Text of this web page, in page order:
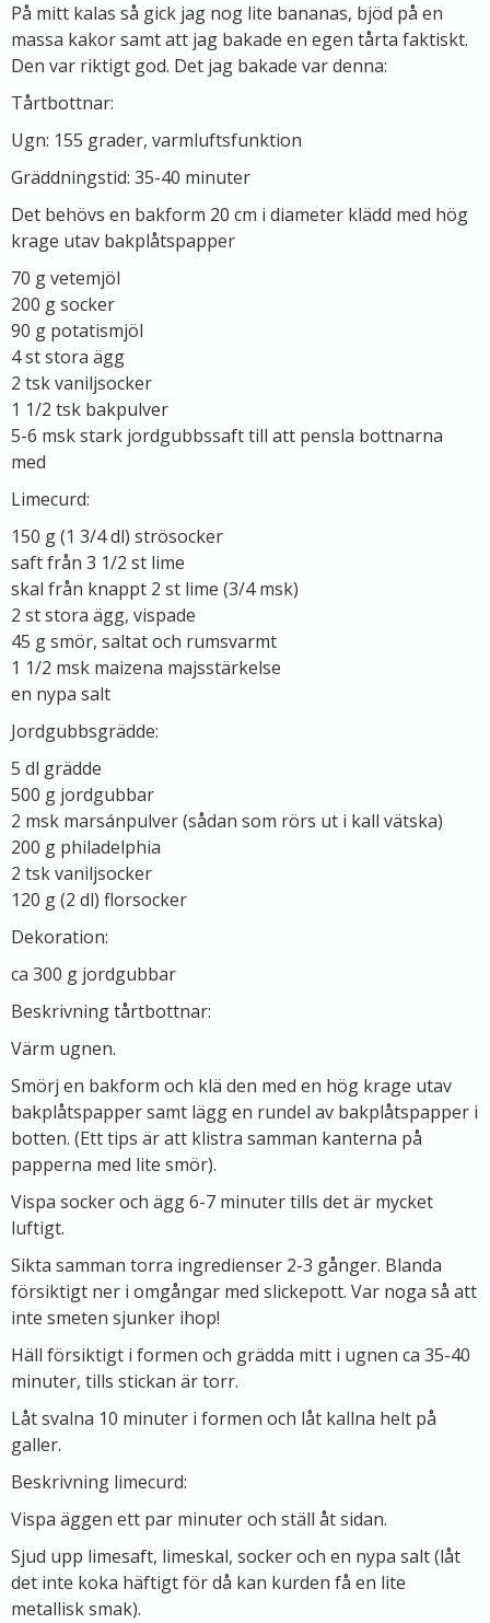
På mitt kalas så gick jag nog lite bananas, bjöd på en
massa kakor samt att jag bakade en egen tårta faktiskt.
Den var riktigt god. Det jag bakade var denna:
Tårtbottnar:
Ugn: 155 grader, varmluftsfunktion
Gräddningstid: 35-40 minuter
Det behövs en bakform 20 cm i diameter klädd med hög
krage utav bakplåtspapper
70 g vetemjöl
200 g socker
90 g potatismjöl
4 st stora ägg
2 tsk vaniljsocker
1 1/2 tsk bakpulver
5-6 msk stark jordgubbssaft till att pensla bottnarna
med
Limecurd:
150 g (1 3/4 dl) strösocker
saft från 3 1/2 st lime
skal från knappt 2 st lime (3/4 msk)
2 st stora ägg, vispade
45 g smör, saltat och rumsvarmt
1 1/2 msk maizena majsstärkelse
en nypa salt
Jordgubbsgrädde:
5 dl grädde
500 g jordgubbar
2 msk marsánpulver (sådan som rörs ut i kall vätska)
200 g philadelphia
2 tsk vaniljsocker
120 g (2 dl) florsocker
Dekoration:
ca 300 g jordgubbar
Beskrivning tårtbottnar:
Värm ugnen.
Smörj en bakform och klä den med en hög krage utav
bakplåtspapper samt lägg en rundel av bakplåtspapper i
botten. (Ett tips är att klistra samman kanterna på
papperna med lite smör).
Vispa socker och ägg 6-7 minuter tills det är mycket
luftigt.
Sikta samman torra ingredienser 2-3 gånger. Blanda
försiktigt ner i omgångar med slickepott. Var noga så att
inte smeten sjunker ihop!
Häll försiktigt i formen och grädda mitt i ugnen ca 35-40
minuter, tills stickan är torr.
Låt svalna 10 minuter i formen och låt kallna helt på
galler.
Beskrivning limecurd:
Vispa äggen ett par minuter och ställ åt sidan.
Sjud upp limesaft, limeskal, socker och en nypa salt (låt
det inte koka häftigt för då kan kurden få en lite
metallisk smak).